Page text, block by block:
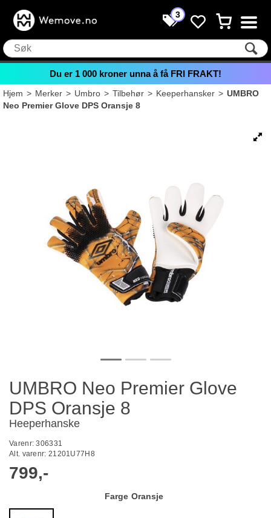
3
Du er 1 000 kroner unna å få FRI FRAKT!
Hjem>Merker>Umbro>Tilbehør>Keeperhansker>UMBRO
Neo Premier Glove DPS Oransje 8
UMBRO Neo Premier Glove
DPS Oransje 8
Heeperhanske
Varenr:306331
Alt. varenr: 21201U77H8
799,-
Farge Oransje